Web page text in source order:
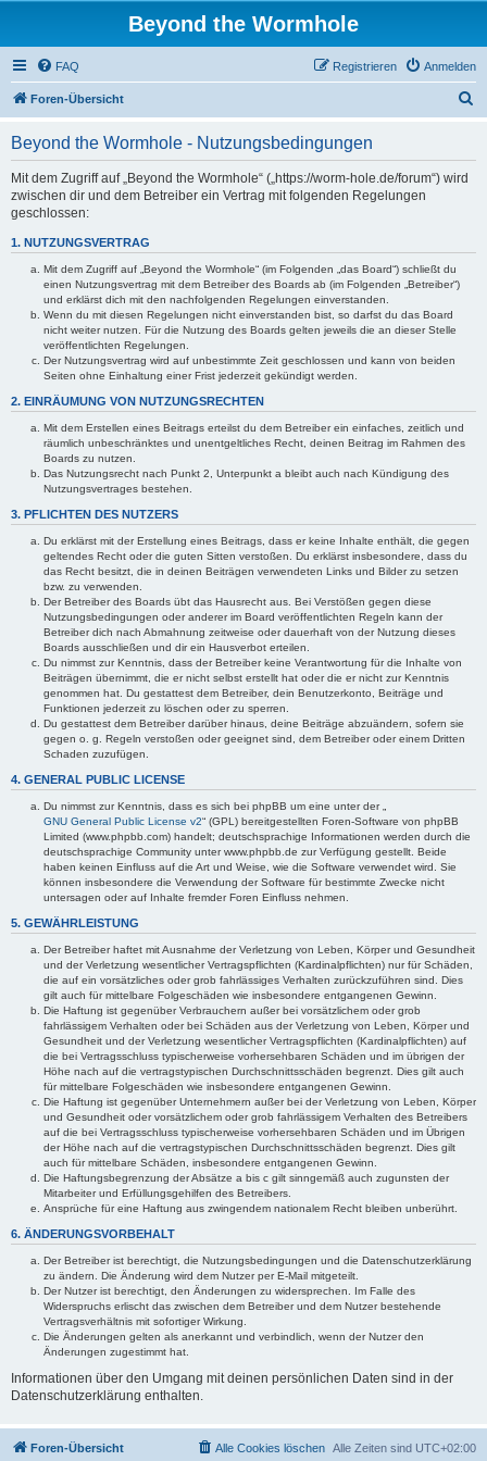
Beyond the Wormhole
FAQ Anmelden
Registrieren
Foren-Übersicht
Beyond the Wormhole - Nutzungsbedingungen
Mit dem Zugriff auf „Beyond the Wormhole“ („https://worm-hole.de/forum“) wird
zwischen dir und dem Betreiber ein Vertrag mit folgenden Regelungen
geschlossen:
1. NUTZUNGSVERTRAG
Mit dem Zugriff auf „Beyond the Wormhole“ (im Folgenden „das Board“) schließt du
einen Nutzungsvertrag mit dem Betreiber des Boards ab (im Folgenden „Betreiber“)
und erklärst dich mit den nachfolgenden Regelungen einverstanden.
Wenn du mit diesen Regelungen nicht einverstanden bist, so darfst du das Board
nicht weiter nutzen. Für die Nutzung des Boards gelten jeweils die an dieser Stelle
veröffentlichten Regelungen.
Der Nutzungsvertrag wird auf unbestimmte Zeit geschlossen und kann von beiden
Seiten ohne Einhaltung einer Frist jederzeit gekündigt werden.
2. EINRÄUMUNG VON NUTZUNGSRECHTEN
Mit dem Erstellen eines Beitrags erteilst du dem Betreiber ein einfaches, zeitlich und
räumlich unbeschränktes und unentgeltliches Recht, deinen Beitrag im Rahmen des
Boards zu nutzen.
Das Nutzungsrecht nach Punkt 2, Unterpunkt a bleibt auch nach Kündigung des
Nutzungsvertrages bestehen.
3. PFLICHTEN DES NUTZERS
Du erklärst mit der Erstellung eines Beitrags, dass er keine Inhalte enthält, die gegen
geltendes Recht oder die guten Sitten verstoßen. Du erklärst insbesondere, dass du
das Recht besitzt, die in deinen Beiträgen verwendeten Links und Bilder zu setzen
bzw. zu verwenden.
Der Betreiber des Boards übt das Hausrecht aus. Bei Verstößen gegen diese
Nutzungsbedingungen oder anderer im Board veröffentlichten Regeln kann der
Betreiber dich nach Abmahnung zeitweise oder dauerhaft von der Nutzung dieses
Boards ausschließen und dir ein Hausverbot erteilen.
Du nimmst zur Kenntnis, dass der Betreiber keine Verantwortung für die Inhalte von
Beiträgen übernimmt, die er nicht selbst erstellt hat oder die er nicht zur Kenntnis
genommen hat. Du gestattest dem Betreiber, dein Benutzerkonto, Beiträge und
Funktionen jederzeit zu löschen oder zu sperren.
Du gestattest dem Betreiber darüber hinaus, deine Beiträge abzuändern, sofern sie
gegen o. g. Regeln verstoßen oder geeignet sind, dem Betreiber oder einem Dritten
Schaden zuzufügen.
4. GENERAL PUBLIC LICENSE
Du nimmst zur Kenntnis, dass es sich bei phpBB um eine unter der „
GNU General Public License v2“ (GPL) bereitgestellten Foren-Software von phpBB
Limited (www.phpbb.com) handelt; deutschsprachige Informationen werden durch die
deutschsprachige Community unter www.phpbb.de zur Verfügung gestellt. Beide
haben keinen Einfluss auf die Art und Weise, wie die Software verwendet wird. Sie
können insbesondere die Verwendung der Software für bestimmte Zwecke nicht
untersagen oder auf Inhalte fremder Foren Einfluss nehmen.
5. GEWÄHRLEISTUNG
Der Betreiber haftet mit Ausnahme der Verletzung von Leben, Körper und Gesundheit
und der Verletzung wesentlicher Vertragspflichten (Kardinalpflichten) nur für Schäden,
die auf ein vorsätzliches oder grob fahrlässiges Verhalten zurückzuführen sind. Dies
gilt auch für mittelbare Folgeschäden wie insbesondere entgangenen Gewinn.
Die Haftung ist gegenüber Verbrauchern außer bei vorsätzlichem oder grob
fahrlässigem Verhalten oder bei Schäden aus der Verletzung von Leben, Körper und
Gesundheit und der Verletzung wesentlicher Vertragspflichten (Kardinalpflichten) auf
die bei Vertragsschluss typischerweise vorhersehbaren Schäden und im übrigen der
Höhe nach auf die vertragstypischen Durchschnittsschäden begrenzt. Dies gilt auch
für mittelbare Folgeschäden wie insbesondere entgangenen Gewinn.
Die Haftung ist gegenüber Unternehmern außer bei der Verletzung von Leben, Körper
und Gesundheit oder vorsätzlichem oder grob fahrlässigem Verhalten des Betreibers
auf die bei Vertragsschluss typischerweise vorhersehbaren Schäden und im Übrigen
der Höhe nach auf die vertragstypischen Durchschnittsschäden begrenzt. Dies gilt
auch für mittelbare Schäden, insbesondere entgangenen Gewinn.
Die Haftungsbegrenzung der Absätze a bis c gilt sinngemäß auch zugunsten der
Mitarbeiter und Erfüllungsgehilfen des Betreibers.
Ansprüche für eine Haftung aus zwingendem nationalem Recht bleiben unberührt.
6. ÄNDERUNGSVORBEHALT
Der Betreiber ist berechtigt, die Nutzungsbedingungen und die Datenschutzerklärung
zu ändern. Die Änderung wird dem Nutzer per E-Mail mitgeteilt.
Der Nutzer ist berechtigt, den Änderungen zu widersprechen. Im Falle des
Widerspruchs erlischt das zwischen dem Betreiber und dem Nutzer bestehende
Vertragsverhältnis mit sofortiger Wirkung.
Die Änderungen gelten als anerkannt und verbindlich, wenn der Nutzer den
Änderungen zugestimmt hat.
Informationen über den Umgang mit deinen persönlichen Daten sind in der
Datenschutzerklärung enthalten.
Foren-Übersicht Alle Zeiten sind UTC+02:00
Alle Cookies löschen